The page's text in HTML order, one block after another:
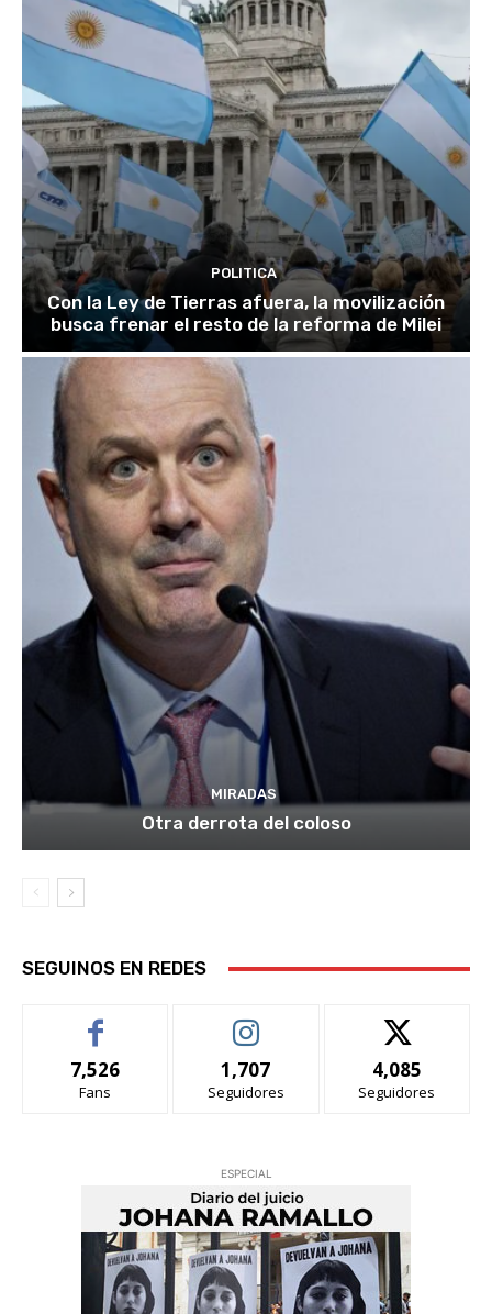
POLITICA
Con la Ley de Tierras afuera, la movilización
busca frenar el resto de la reforma de Milei
MIRADAS
Otra derrota del coloso
SEGUINOS EN REDES
7,526
Fans
1,707
Seguidores
4,085
Seguidores
ESPECIAL